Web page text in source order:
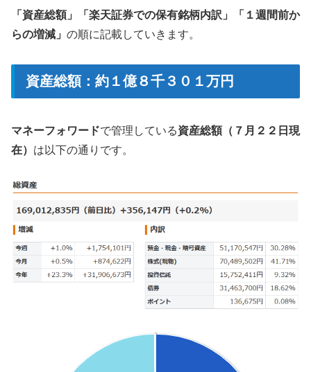
「資産総額」「楽天証券での保有銘柄内訳」「１週間前か
らの増減」 の順に記載していきます。
資産総額：約１億８千３０１万円
マネーフォワードで管理している資産総額（７月２２日現
在） は以下の通りです。